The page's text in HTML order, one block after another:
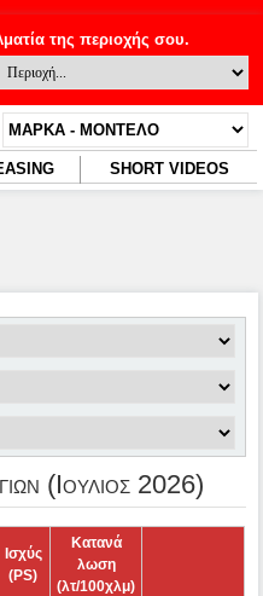
SHORT VIDEOS
(Ιούλιος 2026)
Ισχύς
(PS)
Κατανά
λωση
(λτ/100χλμ)